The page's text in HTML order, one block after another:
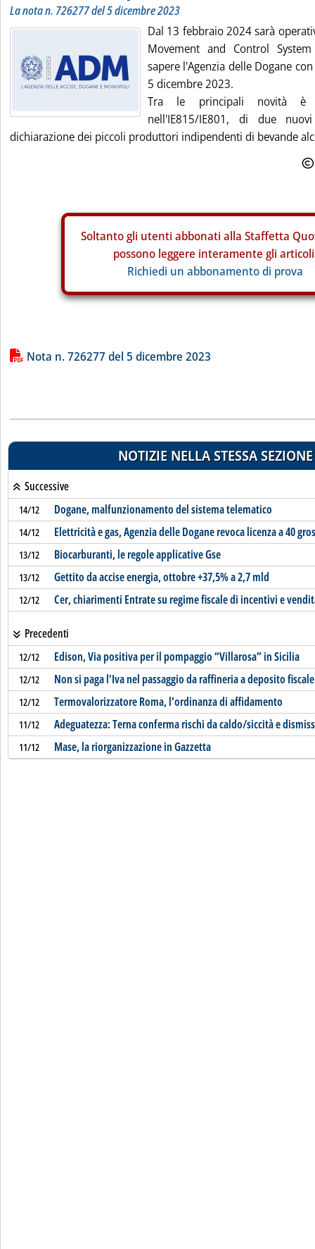
La nota n. 726277 del 5 dicembre 2023
Dal 13 febbraio 2024 sarà
Movement and Control
sapere l'Agenzia delle Dogane
5 dicembre 2023.
Tra le principali novità è
nell'IE815/IE801, di due
dichiarazione dei piccoli produttori indipendenti di bevande
Soltanto gli utenti abbonati alla Staffetta
possono leggere interamente gli
Richiedi un abbonamento di prova
Lista allegati PDF alla notizia
Nota n. 726277 del 5 dicembre 2023
NOTIZIE NELLA STESSA SEZIONE
Successive
14/12 Dogane, malfunzionamento del sistema telematico
14/12 Elettricità e gas, Agenzia delle Dogane revoca licenza a 40
13/12 Biocarburanti, le regole applicative Gse
13/12 Gettito da accise energia, ottobre +37,5% a 2,7 mld
12/12 Cer, chiarimenti Entrate su regime fiscale di incentivi e
Precedenti
12/12 Edison, Via positiva per il pompaggio “Villarosa” in Sicilia
12/12 Non si paga l'Iva nel passaggio da raffineria a deposito fiscale
12/12 Termovalorizzatore Roma, l'ordinanza di affidamento
11/12 Adeguatezza: Terna conferma rischi da caldo/siccità e
11/12 Mase, la riorganizzazione in Gazzetta